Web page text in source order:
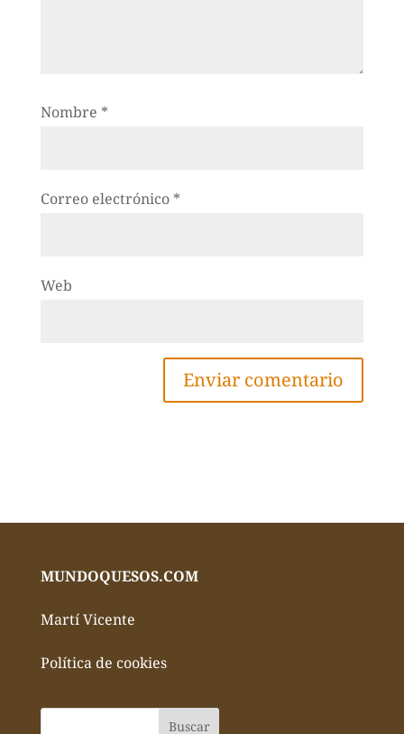
Nombre *
Correo electrónico *
Web
MUNDOQUESOS.COM
Martí Vicente
Política de cookies